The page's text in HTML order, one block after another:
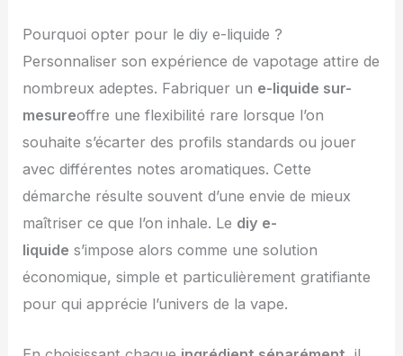
Pourquoi opter pour le diy e-liquide ?
Personnaliser son expérience de vapotage attire de
nombreux adeptes. Fabriquer un e-liquide sur-
mesureoffre une flexibilité rare lorsque l’on
souhaite s’écarter des profils standards ou jouer
avec différentes notes aromatiques. Cette
démarche résulte souvent d’une envie de mieux
maîtriser ce que l’on inhale. Le diy e-
liquide s’impose alors comme une solution
économique, simple et particulièrement gratifiante
pour qui apprécie l’univers de la vape.